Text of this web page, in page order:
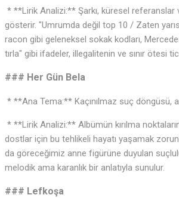
* **Lirik Analizi:** Şarkı, küresel referanslar
gösterir. "Umrumda değil top 10 / Zaten
racon gibi geleneksel sokak kodları,
tırla" gibi ifadeler, illegalitenin ve sınır ötesi
### Her Gün Bela
* **Ana Tema:** Kaçınılmaz suç döngüsü,
* **Lirik Analizi:** Albümün kırılma
dostlar için bu tehlikeli hayatı yaşamak
da göreceğimiz anne figürüne duyulan
melodik ama karanlık bir anlatıyla sunulur.
### Lefkoşa